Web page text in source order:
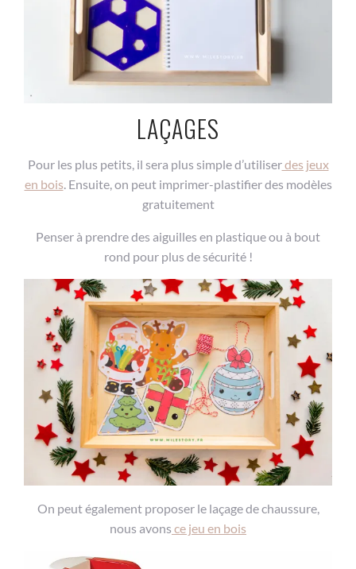
LAÇAGES
Pour les plus petits, il sera plus simple d’utiliserdes jeux
en bois. Ensuite, on peut imprimer-plastifier des modèles
gratuitement
Penser à prendre des aiguilles en plastique ou à bout
rond pour plus de sécurité !
On peut également proposer le laçage de chaussure,
nous avons ce jeu en bois